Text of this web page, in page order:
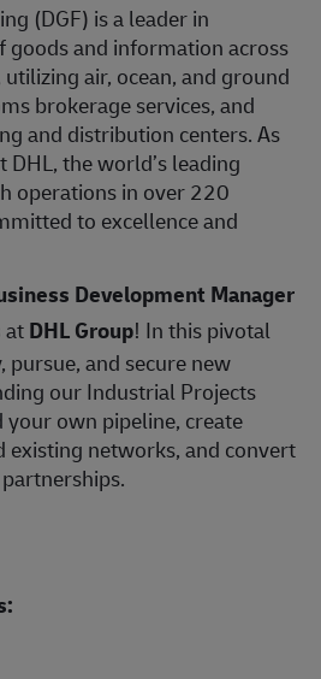
(DGF) is a leader in
and information across
air, ocean, and ground
brokerage services, and
and distribution centers. As
DHL, the world’s leading
operations in over 220
to excellence and
Development Manager
atDHL Group! In this pivotal
and secure new
our Industrial Projects
own pipeline, create
existing networks, and convert